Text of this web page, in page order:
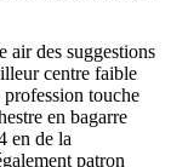
air des suggestions
centre faible
touche
en bagarre
en de la
patron